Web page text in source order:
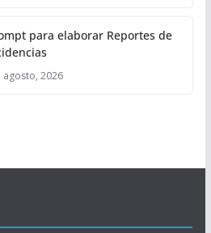
para elaborar Reportes de
agosto, 2026